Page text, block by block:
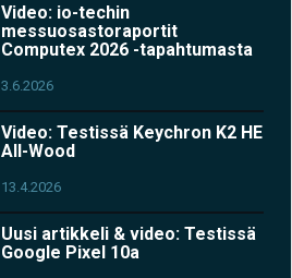
Video: io-techin
messuosastoraportit
Computex 2026 -tapahtumasta
3.6.2026
Video: Testissä Keychron K2 HE
All-Wood
13.4.2026
Uusi artikkeli & video: Testissä
Google Pixel 10a